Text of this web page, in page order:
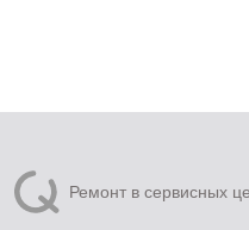
Ремонт в сервисных